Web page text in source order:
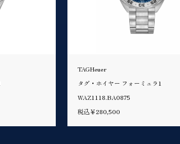
TAGHeuer
タグ・ホイヤー フォーミュラ1
WAZ1118.BA0875
税込￥280,500